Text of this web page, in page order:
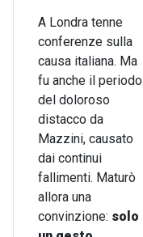
A Londra tenne
conferenze sulla
causa italiana. Ma
fu anche il periodo
del doloroso
distacco da
Mazzini, causato
dai continui
fallimenti. Maturò
allora una
convinzione: solo